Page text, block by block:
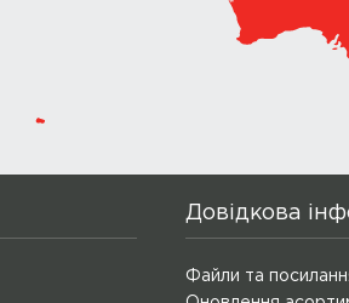
Довідкова
Файли та